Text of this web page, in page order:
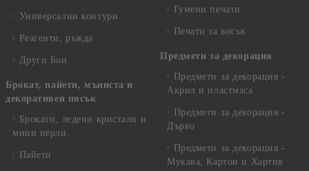
Универсални контури
Реагенти, ръжда
Други Бои
Брокат, пайети, мъниста и
декоративен пясък
Брокати, ледени кристали и
мини перли
Пайети
Гумени печати
Печати за восък
Предмети за декорация
Предмети за декорация -
Акрил и пластмаса
Предмети за декорация -
Дърво
Предмети за декорация -
Мукава, Картон и Хартия